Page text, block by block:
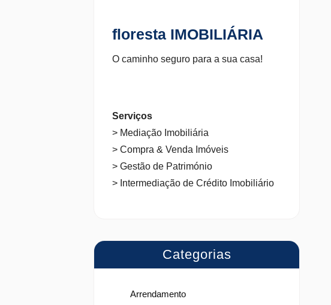
floresta IMOBILIÁRIA
O caminho seguro para a sua casa!
Serviços
> Mediação Imobiliária
> Compra & Venda Imóveis
> Gestão de Património
> Intermediação de Crédito Imobiliário
Categorias
Arrendamento